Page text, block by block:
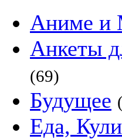
Аниме и
Анкеты
(69)
Будущее
Еда,